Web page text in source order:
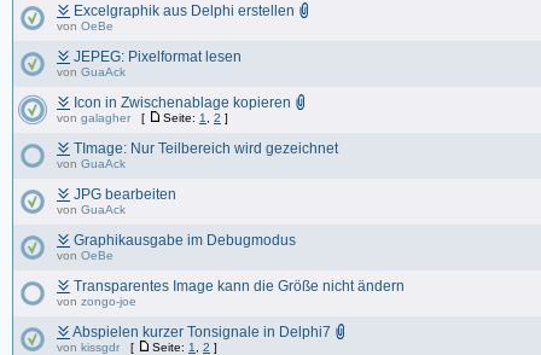
Excelgraphik aus Delphi erstellen
von OeBe
JEPEG: Pixelformat lesen
von GuaAck
Icon in Zwischenablage kopieren
von galagher [ Seite: 1 2 ]
TImage: Nur Teilbereich wird gezeichnet
von GuaAck
JPG bearbeiten
von GuaAck
Graphikausgabe im Debugmodus
von OeBe
Transparentes Image kann die Größe nicht ändern
von zongo-joe
Abspielen kurzer Tonsignale in Delphi7
von kissgdr [ Seite: 1 2 ]